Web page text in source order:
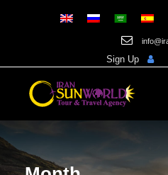
Sign Up